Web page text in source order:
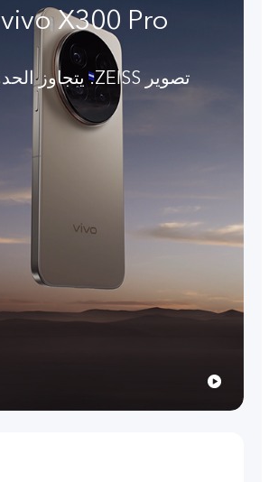
vivo X300 Pro
تصوير ZEISS. يتجاوز الحدود.